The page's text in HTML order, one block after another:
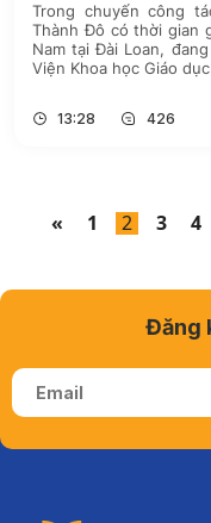
Trong chuyến công
Thành Đô có thời gian
Nam tại Đài Loan,
Viện Khoa học Giáo
13:28 426
« 1 2 3 4
Đăng